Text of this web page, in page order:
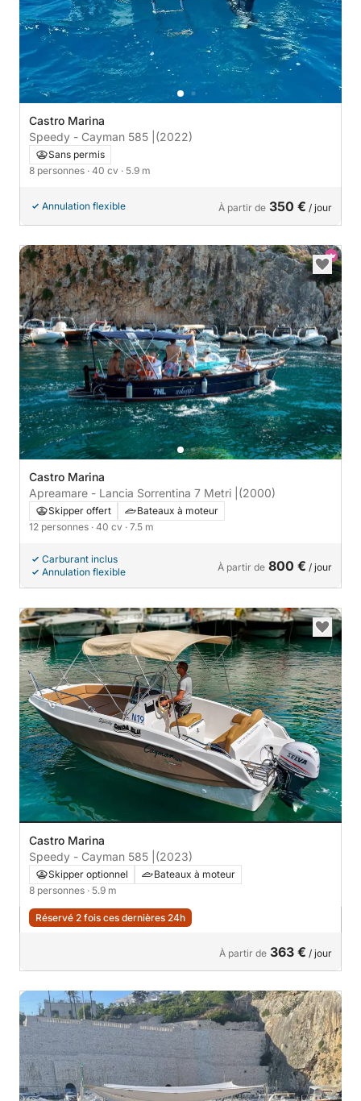
Castro Marina
Speedy - Cayman 585 | (2022)
Sans permis
8 personnes · 40 cv · 5.9 m
Annulation flexible À partir de 350 € / jour
Castro Marina
Apreamare - Lancia Sorrentina 7 Metri | (2000)
Skipper offert
Bateaux à moteur
12 personnes · 40 cv · 7.5 m
Carburant inclus
Annulation flexible
À partir de 800 € / jour
Castro Marina
Speedy - Cayman 585 | (2023)
Skipper optionnel
Bateaux à moteur
8 personnes · 5.9 m
Réservé 2 fois ces dernières 24h
À partir de 363 € / jour